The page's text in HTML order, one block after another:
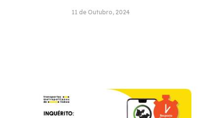
11 de Outubro, 2024